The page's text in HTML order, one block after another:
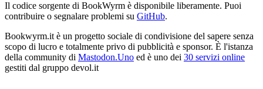
Il codice sorgente di BookWyrm è disponibile liberamente. Puoi
contribuire o segnalare problemi su GitHub.
Bookwyrm.it è un progetto sociale di condivisione del sapere senza
scopo di lucro e totalmente privo di pubblicità e sponsor. È l'istanza
della community di Mastodon.Uno ed è uno dei 30 servizi online
gestiti dal gruppo devol.it